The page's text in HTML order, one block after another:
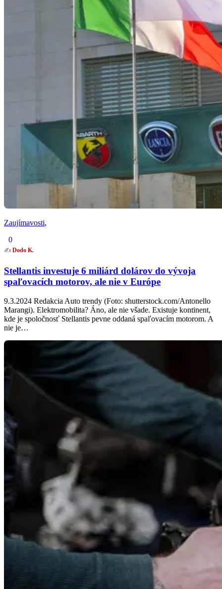
Zaujímavosti,
0
✍️ Dodo K.
Stellantis investuje 6 miliárd dolárov do vývoja
spaľovacích motorov, ale nie v Európe
9.3.2024 Redakcia Auto trendy (Foto: shutterstock.com/Antonello
Marangi). Elektromobilita? Áno, ale nie všade. Existuje kontinent,
kde je spoločnosť Stellantis pevne oddaná spaľovacím motorom. A
nie je…